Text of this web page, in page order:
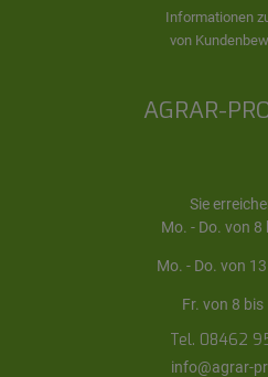
Informationen
von
AGRAR-
Sie
Mo. - Do. von 8
Mo. - Do. von
Fr. von 8 bis
Tel. 08462
info@agrar-